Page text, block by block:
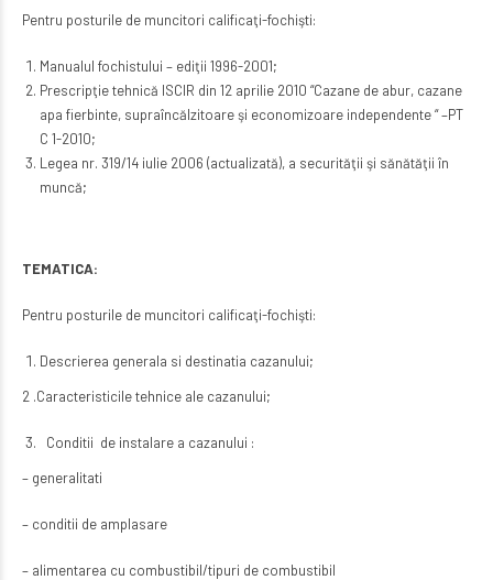
Pentru posturile de muncitori calificaţi-fochişti:
Manualul fochistului – ediţii 1996-2001;
Prescripţie tehnică ISCIR din 12 aprilie 2010 “Cazane de abur, cazane
apa fierbinte, supraîncălzitoare şi economizoare independente “ –PT
C 1-2010;
Legea nr. 319/14 iulie 2006 (actualizată), a securităţii şi sănătăţii în
muncă;
TEMATICA:
Pentru posturile de muncitori calificaţi-fochişti:
Descrierea generala si destinatia cazanului;
2 .Caracteristicile tehnice ale cazanului;
Conditii de instalare a cazanului :
– generalitati
– conditii de amplasare
– alimentarea cu combustibil/tipuri de combustibil